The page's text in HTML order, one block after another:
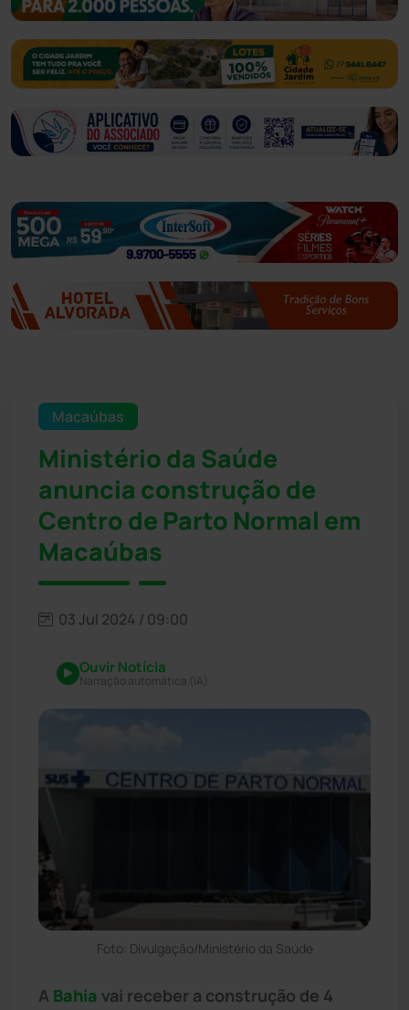
Macaúbas
Ministério da Saúde
anuncia construção de
Centro de Parto Normal em
Macaúbas
03 Jul 2024 / 09:00
Ouvir Notícia
Narração automática (IA)
Foto: Divulgação/Ministério da Saúde
A Bahia vai receber a construção de 4